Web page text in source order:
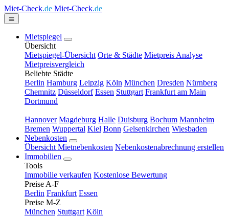
Miet-Check.de Miet-Check.de
Mietspiegel
Übersicht
Mietspiegel-Übersicht Orte & Städte Mietpreis Analyse
Mietpreisvergleich
Beliebte Städte
Berlin Hamburg Leipzig Köln München Dresden Nürnberg
Chemnitz Düsseldorf Essen Stuttgart Frankfurt am Main
Dortmund
Hannover Magdeburg Halle Duisburg Bochum Mannheim
Bremen Wuppertal Kiel Bonn Gelsenkirchen Wiesbaden
Nebenkosten
Übersicht Mietnebenkosten Nebenkostenabrechnung erstellen
Immobilien
Tools
Immobilie verkaufen Kostenlose Bewertung
Preise A-F
Berlin Frankfurt Essen
Preise M-Z
München Stuttgart Köln